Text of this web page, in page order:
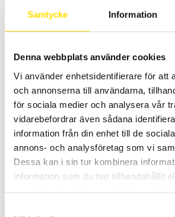
Samtycke Information
Denna webbplats använder cookies
Vi använder enhetsidentifierare för att
och annonserna till användarna,
för sociala medier och analysera vår
vidarebefordrar även sådana
information från din enhet till de
annons- och analysföretag som vi
Dessa kan i sin tur kombinera
information som du har tillhandahållit
Mecmesin Small pinch
Mecmesin Small Pinch Grip för